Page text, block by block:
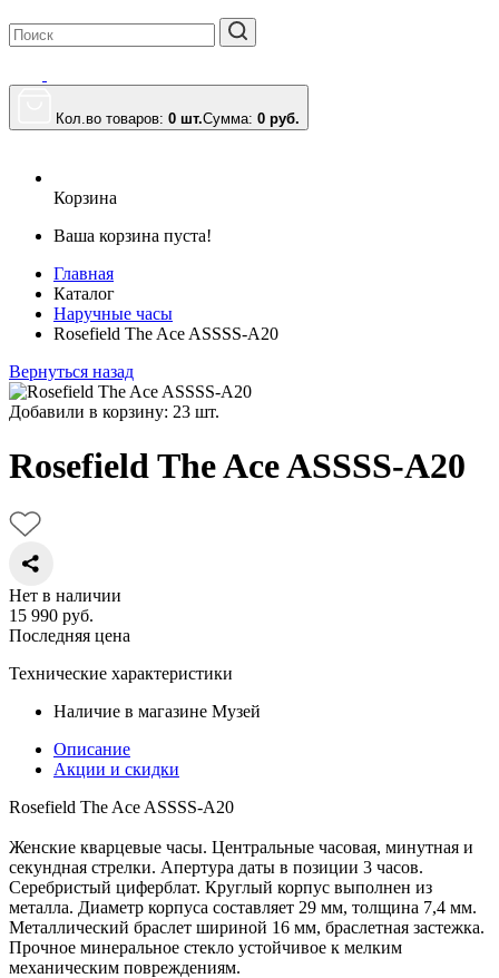
Кол.во товаров: 0 шт.Сумма: 0 руб.
Корзина
Ваша корзина пуста!
Главная
Каталог
Наручные часы
Rosefield The Ace ASSSS-A20
Вернуться назад
Добавили в корзину: 23 шт.
Rosefield The Ace ASSSS-A20
Нет в наличии
15 990 руб.
Последняя цена
Технические характеристики
Наличие в магазине Музей
Описание
Акции и скидки
Rosefield The Ace ASSSS-A20
Женские кварцевые часы. Центральные часовая, минутная и
секундная стрелки. Апертура даты в позиции 3 часов.
Серебристый циферблат. Круглый корпус выполнен из
металла. Диаметр корпуса составляет 29 мм, толщина 7,4 мм.
Металлический браслет шириной 16 мм, браслетная застежка.
Прочное минеральное стекло устойчивое к мелким
механическим повреждениям.